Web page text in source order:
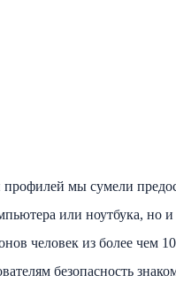
мы сумели
или ноутбука, но
человек из более чем
безопасность